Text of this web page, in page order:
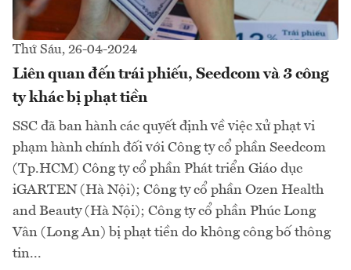
Thứ Sáu, 26-04-2024
Liên quan đến trái phiếu, Seedcom và 3 công
ty khác bị phạt tiền
SSC đã ban hành các quyết định về việc xử phạt vi
phạm hành chính đối với Công ty cổ phần Seedcom
(Tp.HCM) Công ty cổ phần Phát triển Giáo dục
iGARTEN (Hà Nội); Công ty cổ phần Ozen Health
and Beauty (Hà Nội); Công ty cổ phần Phúc Long
Vân (Long An) bị phạt tiền do không công bố thông
tin...